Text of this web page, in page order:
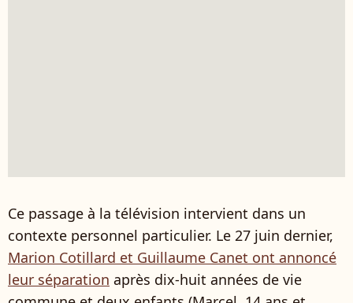
Ce passage à la télévision intervient dans un
contexte personnel particulier. Le 27 juin dernier,
Marion Cotillard et Guillaume Canet ont annoncé
leur séparation après dix-huit années de vie